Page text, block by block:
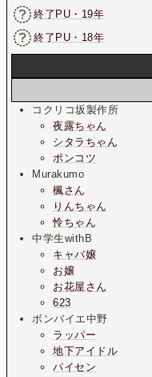
終了PU・19年
終了PU・18年
コクリコ坂製作所
夜露ちゃん
シタラちゃん
ポンコツ
Murakumo
楓さん
りんちゃん
怜ちゃん
中学生withB
キャバ嬢
お嬢
お花屋さん
623
ボンバイエ中野
ラッパー
地下アイドル
パイセン